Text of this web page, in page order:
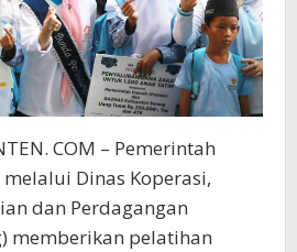
COM – Pemerintah
Dinas Koperasi,
dan Perdagangan
memberikan pelatihan